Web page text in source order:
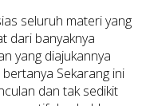
seluruh materi yang
dari banyaknya
yang diajukannya
Sekarang ini
dan tak sedikit